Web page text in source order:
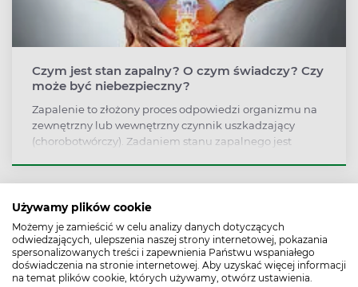
Używamy plików cookie
Możemy je zamieścić w celu analizy danych dotyczących
odwiedzających, ulepszenia naszej strony internetowej, pokazania
spersonalizowanych treści i zapewnienia Państwu wspaniałego
doświadczenia na stronie internetowej. Aby uzyskać więcej informacji
na temat plików cookie, których używamy, otwórz ustawienia.
Czym jest stan zapalny? O czym świadczy? Czy
może być niebezpieczny?
Zapalenie to złożony proces odpowiedzi organizmu na
zewnętrzny lub wewnętrzny czynnik uszkadzający
(chorobotwórczy). Zadaniem stanu zapalnego jest